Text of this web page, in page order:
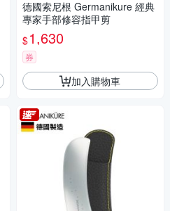
德國索尼根 Germanikure 經典
專家手部修容指甲剪
$1,630
券
加入購物車